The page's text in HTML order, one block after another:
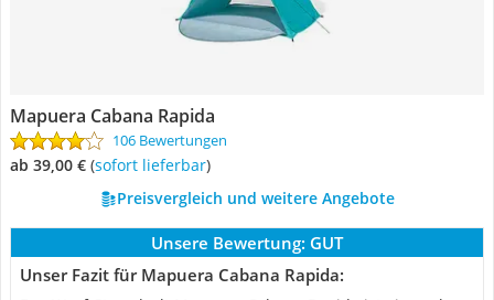
Mapuera Cabana Rapida
106 Bewertungen
ab 39,00 € ( Sofort lieferbar)
Preisvergleich und weitere Angebote
Unsere Bewertung: GUT
Unser Fazit für Mapuera Cabana Rapida: